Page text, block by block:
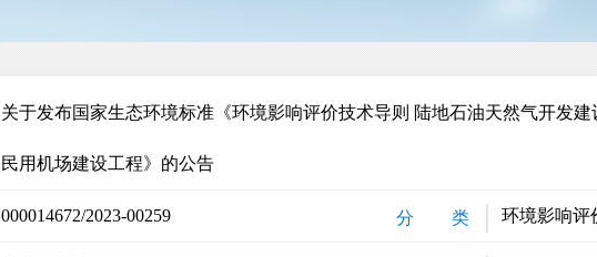
关于发布国家生态环境标准《环境影响评价技术导则 陆地石油天然气开发
民用机场建设工程》的公告
000014672/2023-00259 分 类 环境影响评